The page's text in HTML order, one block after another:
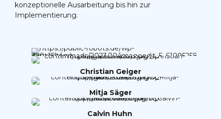
konzeptionelle Ausarbeitung bis hin zur
Implementierung.
Christian Geiger
Mitja Säger
Calvin Huhn